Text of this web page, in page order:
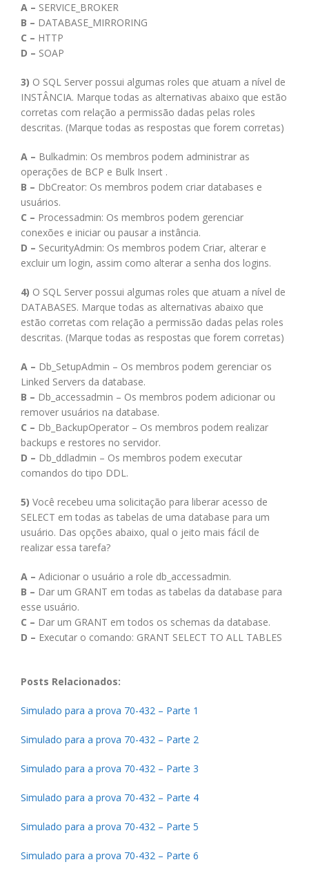
A – SERVICE_BROKER
B – DATABASE_MIRRORING
C – HTTP
D – SOAP
3) O SQL Server possui algumas roles que atuam a nível de
INSTÂNCIA. Marque todas as alternativas abaixo que estão
corretas com relação a permissão dadas pelas roles
descritas. (Marque todas as respostas que forem corretas)
A – Bulkadmin: Os membros podem administrar as
operações de BCP e Bulk Insert .
B – DbCreator: Os membros podem criar databases e
usuários.
C – Processadmin: Os membros podem gerenciar
conexões e iniciar ou pausar a instância.
D – SecurityAdmin: Os membros podem Criar, alterar e
excluir um login, assim como alterar a senha dos logins.
4) O SQL Server possui algumas roles que atuam a nível de
DATABASES. Marque todas as alternativas abaixo que
estão corretas com relação a permissão dadas pelas roles
descritas. (Marque todas as respostas que forem corretas)
A – Db_SetupAdmin – Os membros podem gerenciar os
Linked Servers da database.
B – Db_accessadmin – Os membros podem adicionar ou
remover usuários na database.
C – Db_BackupOperator – Os membros podem realizar
backups e restores no servidor.
D – Db_ddladmin – Os membros podem executar
comandos do tipo DDL.
5) Você recebeu uma solicitação para liberar acesso de
SELECT em todas as tabelas de uma database para um
usuário. Das opções abaixo, qual o jeito mais fácil de
realizar essa tarefa?
A – Adicionar o usuário a role db_accessadmin.
B – Dar um GRANT em todas as tabelas da database para
esse usuário.
C – Dar um GRANT em todos os schemas da database.
D – Executar o comando: GRANT SELECT TO ALL TABLES
Posts Relacionados:
Simulado para a prova 70-432 – Parte 1
Simulado para a prova 70-432 – Parte 2
Simulado para a prova 70-432 – Parte 3
Simulado para a prova 70-432 – Parte 4
Simulado para a prova 70-432 – Parte 5
Simulado para a prova 70-432 – Parte 6